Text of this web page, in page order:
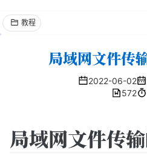
教程
局域网文件传
2022-06-02
572
局域网文件传